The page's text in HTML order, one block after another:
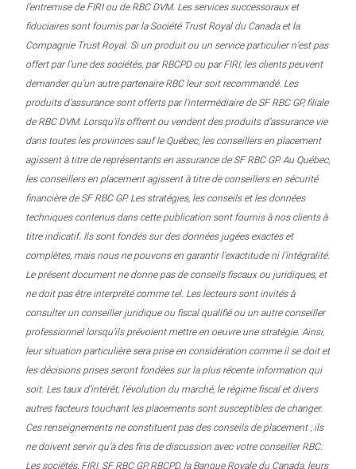
l’entremise de FIRI ou de RBC DVM. Les services successoraux et
fiduciaires sont fournis par la Société Trust Royal du Canada et la
Compagnie Trust Royal. Si un produit ou un service particulier n’est pas
offert par l’une des sociétés, par RBCPD ou par FIRI, les clients peuvent
demander qu’un autre partenaire RBC leur soit recommandé. Les
produits d’assurance sont offerts par l’intermédiaire de SF RBC GP, filiale
de RBC DVM. Lorsqu’ils offrent ou vendent des produits d’assurance vie
dans toutes les provinces sauf le Québec, les conseillers en placement
agissent à titre de représentants en assurance de SF RBC GP. Au Québec,
les conseillers en placement agissent à titre de conseillers en sécurité
financière de SF RBC GP. Les stratégies, les conseils et les données
techniques contenus dans cette publication sont fournis à nos clients à
titre indicatif. Ils sont fondés sur des données jugées exactes et
complètes, mais nous ne pouvons en garantir l’exactitude ni l’intégralité.
Le présent document ne donne pas de conseils fiscaux ou juridiques, et
ne doit pas être interprété comme tel. Les lecteurs sont invités à
consulter un conseiller juridique ou fiscal qualifié ou un autre conseiller
professionnel lorsqu’ils prévoient mettre en oeuvre une stratégie. Ainsi,
leur situation particulière sera prise en considération comme il se doit et
les décisions prises seront fondées sur la plus récente information qui
soit. Les taux d’intérêt, l’évolution du marché, le régime fiscal et divers
autres facteurs touchant les placements sont susceptibles de changer.
Ces renseignements ne constituent pas des conseils de placement ; ils
ne doivent servir qu’à des fins de discussion avec votre conseiller RBC.
Les sociétés, FIRI, SF RBC GP, RBCPD, la Banque Royale du Canada, leurs